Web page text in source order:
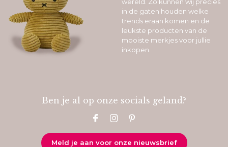
in de gaten houden welke
trends eraan komen en de
leukste producten van de
mooiste merkjes voor jullie
inkopen.
Ben je al op onze socials geland?
Meld je aan voor onze nieuwsbrief